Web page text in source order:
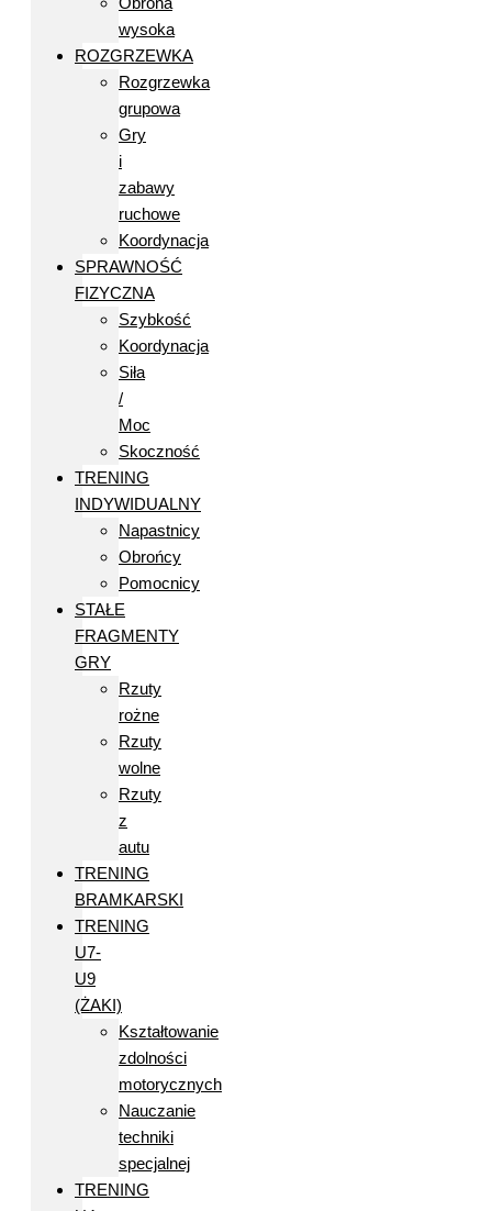
wysoka
ROZGRZEWKA
Rozgrzewka
grupowa
Gry
i
zabawy
ruchowe
Koordynacja
SPRAWNOŚĆ
FIZYCZNA
Szybkość
Koordynacja
Siła
/
Moc
Skoczność
TRENING
INDYWIDUALNY
Napastnicy
Obrońcy
Pomocnicy
STAŁE
FRAGMENTY
GRY
Rzuty
rożne
Rzuty
wolne
Rzuty
z
autu
TRENING
BRAMKARSKI
TRENING
U7-
U9
(ŻAKI)
Kształtowanie
zdolności
motorycznych
Nauczanie
techniki
specjalnej
TRENING